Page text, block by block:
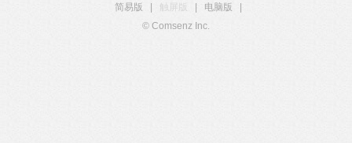
简易版
触屏版 电脑版
© Comsenz Inc.